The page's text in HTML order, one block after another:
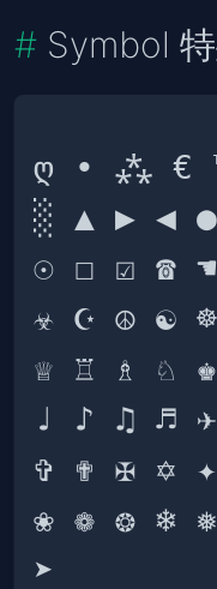
Symbol
ღ • ⁂ €
░ ▲ ▶ ◀
☉ ☐ ☑ ☎
☣ ☪ ☮ ☯
♕ ♖ ♗ ♘
♩ ♪ ♫ ♬
✞ ✟ ✠ ✡
❀ ❁ ❂ ❄